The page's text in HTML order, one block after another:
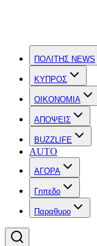
ΠΟΛΙΤΗΣ NEWS
ΚΥΠΡΟΣ
OIKONOMIA
ΑΠΟΨΕΙΣ
BUZZLIFE
AUTO
ΑΓΟΡΑ
Γηπεδο
Παραθυρο